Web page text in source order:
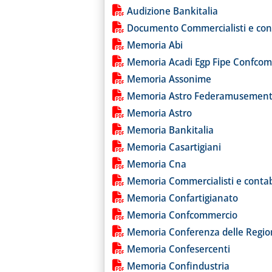
Lista allegati PDF alla notizia
Audizione Bankitalia
Documento Commercialisti e
Memoria Abi
Memoria Acadi Egp Fipe
Memoria Assonime
Memoria Astro
Memoria Astro
Memoria Bankitalia
Memoria Casartigiani
Memoria Cna
Memoria Commercialisti e
Memoria Confartigianato
Memoria Confcommercio
Memoria Conferenza delle
Memoria Confesercenti
Memoria Confindustria